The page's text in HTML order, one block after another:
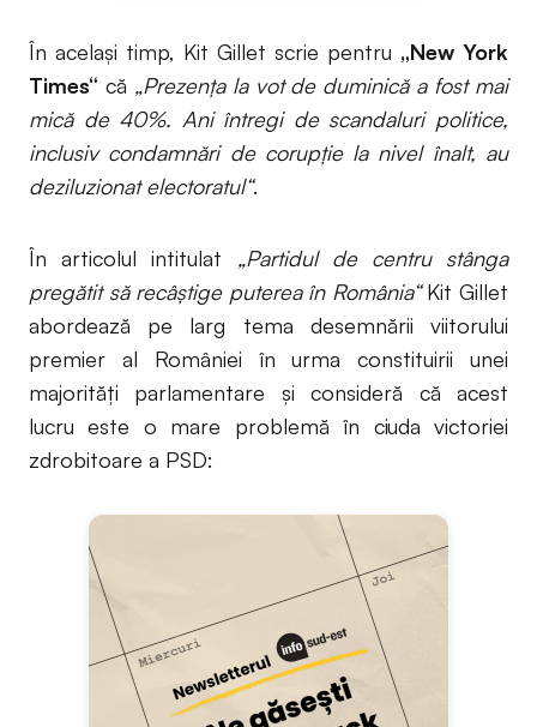
În același timp, Kit Gillet scrie pentru „New York
Times“ că „Prezența la vot de duminică a fost mai
mică de 40%. Ani întregi de scandaluri politice,
inclusiv condamnări de corupție la nivel înalt, au
deziluzionat electoratul“.
În articolul intitulat „Partidul de centru stânga
pregătit să recâștige puterea în România“Kit Gillet
abordează pe larg tema desemnării viitorului
premier al României în urma constituirii unei
majorități parlamentare și consideră că acest
lucru este o mare problemă în ciuda victoriei
zdrobitoare a PSD: